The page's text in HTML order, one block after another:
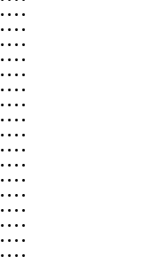
• • • •
• • • •
• • • •
• • • •
• • • •
• • • •
• • • •
• • • •
• • • •
• • • •
• • • •
• • • •
• • • •
• • • •
• • • •
• • • •
• • • •